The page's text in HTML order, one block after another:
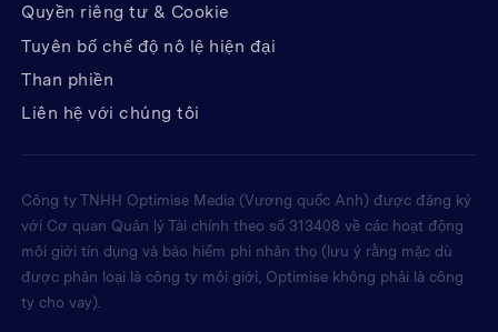
Quyền riêng tư & Cookie
Tuyên bố chế độ nô lệ hiện đại
Than phiền
Liên hệ với chúng tôi
Công ty TNHH Optimise Media (Vương quốc Anh) được đăng ký
với Cơ quan Quản lý Tài chính theo số 313408 về các hoạt động
môi giới tín dụng và bảo hiểm phi nhân thọ (lưu ý rằng mặc dù
được phân loại là công ty môi giới, Optimise không phải là công
ty cho vay).